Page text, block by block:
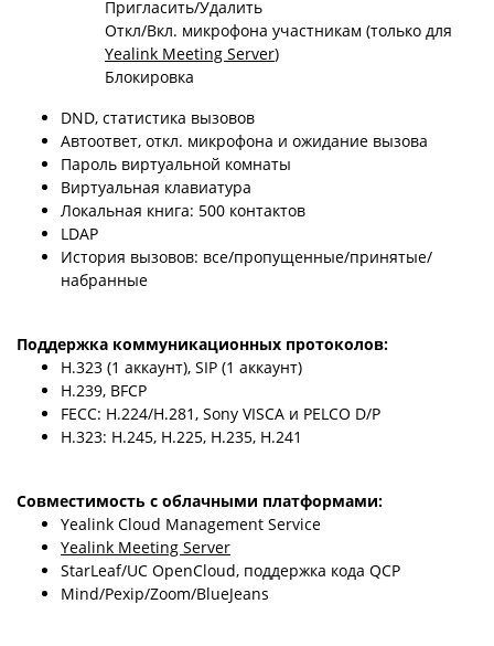
Пригласить/Удалить
Откл/Вкл. микрофона участникам (только для
Yealink Meeting Server)
Блокировка
DND, статистика вызовов
Автоответ, откл. микрофона и ожидание вызова
Пароль виртуальной комнаты
Виртуальная клавиатура
Локальная книга: 500 контактов
LDAP
История вызовов: все/пропущенные/принятые/
набранные
Поддержка коммуникационных протоколов:
H.323 (1 аккаунт), SIP (1 аккаунт)
H.239, BFCP
FECC: H.224/H.281, Sony VISCA и PELCO D/P
H.323: H.245, H.225, H.235, H.241
Совместимость с облачными платформами:
Yealink Cloud Management Service
Yealink Meeting Server
StarLeaf/UC OpenCloud, поддержка кода QCP
Mind/Pexip/Zoom/BlueJeans